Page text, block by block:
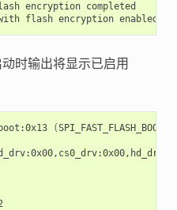
encryption completed
flash encryption
时输出将显示已启用
(SPI_FAST_FLASH_BOOT
load:0x40078000,len:13652